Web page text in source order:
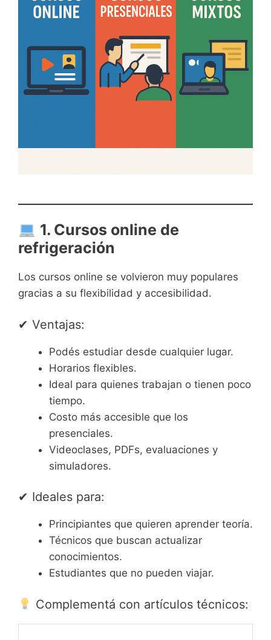
1. Cursos online de
refrigeración
Los cursos online se volvieron muy populares
gracias a su flexibilidad y accesibilidad.
✔ Ventajas:
Podés estudiar desde cualquier lugar.
Horarios flexibles.
Ideal para quienes trabajan o tienen poco
tiempo.
Costo más accesible que los
presenciales.
Videoclases, PDFs, evaluaciones y
simuladores.
✔ Ideales para:
Principiantes que quieren aprender teoría.
Técnicos que buscan actualizar
conocimientos.
Estudiantes que no pueden viajar.
Complementá con artículos técnicos: